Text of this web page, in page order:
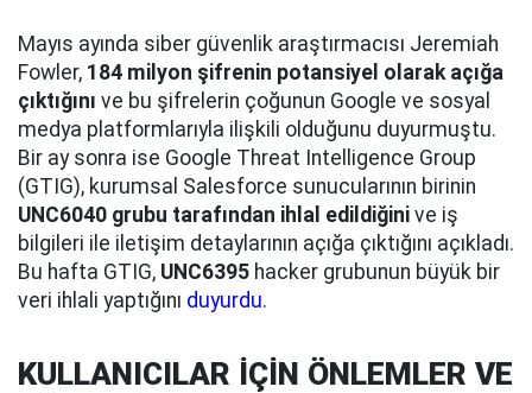
Mayıs ayında siber güvenlik araştırmacısı Jeremiah
Fowler, 184 milyon şifrenin potansiyel olarak açığa
çıktığını ve bu şifrelerin çoğunun Google ve sosyal
medya platformlarıyla ilişkili olduğunu duyurmuştu.
Bir ay sonra ise Google Threat Intelligence Group
(GTIG), kurumsal Salesforce sunucularının birinin
UNC6040 grubu tarafından ihlal edildiğini ve iş
bilgileri ile iletişim detaylarının açığa çıktığını açıkladı.
Bu hafta GTIG, UNC6395 hacker grubunun büyük bir
veri ihlali yaptığını duyurdu.
KULLANICILAR İÇİN ÖNLEMLER VE